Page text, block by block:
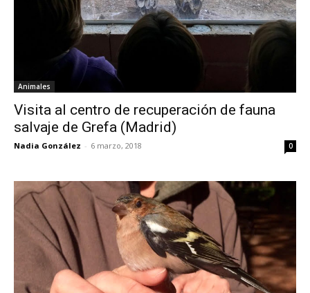
Animales
Visita al centro de recuperación de fauna
salvaje de Grefa (Madrid)
Nadia González - 6 marzo, 2018 0